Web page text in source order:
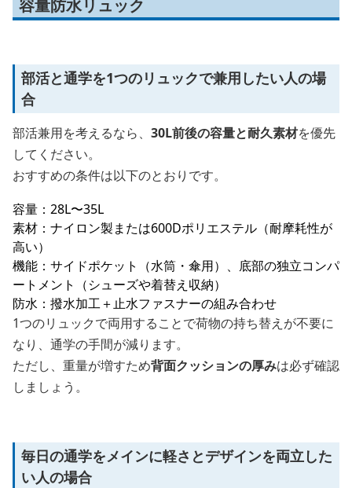
容量防水リュック
部活と通学を1つのリュックで兼用したい人の場
合
部活兼用を考えるなら、 30L前後の容量と耐久素材を優先
してください。
おすすめの条件は以下のとおりです。
容量：28L〜35L
素材：ナイロン製または600Dポリエステル（耐摩耗性が
高い）
機能：サイドポケット（水筒・傘用）、底部の独立コンパ
ートメント（シューズや着替え収納）
防水：撥水加工＋止水ファスナーの組み合わせ
1つのリュックで両用することで荷物の持ち替えが不要に
なり、通学の手間が減ります。
ただし、重量が増すため背面クッションの厚みは必ず確認
しましょう。
毎日の通学をメインに軽さとデザインを両立した
い人の場合